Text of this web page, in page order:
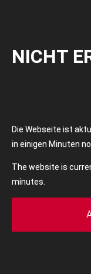
NICHT
Die Webseite ist
in einigen Minuten
The website is
minutes.